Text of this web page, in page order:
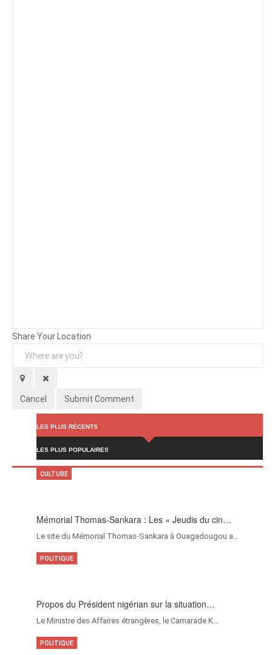
Share Your Location
Cancel Submit Comment
LES PLUS RÉCENTS
LES PLUS POPULAIRES
Mémorial Thomas-Sankara : Les « Jeudis du cin…
Le site du Mémorial Thomas-Sankara à Ouagadougou a…
CULTURE
Propos du Président nigérian sur la situation…
Le Ministre des Affaires étrangères, le Camarade K…
POLITIQUE
POLITIQUE